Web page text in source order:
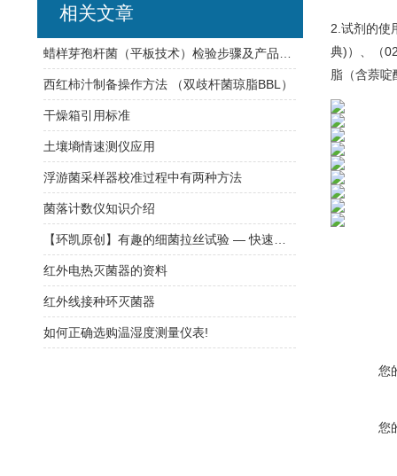
2.试剂的使
典)）、（
脂（含萘啶
您
您
相关文章
西红柿汁制备操作方法 （双歧杆菌琼脂BBL）
干燥箱引用标准
土壤墒情速测仪应用
浮游菌采样器校准过程中有两种方法
菌落计数仪知识介绍
红外电热灭菌器的资料
红外线接种环灭菌器
如何正确选购温湿度测量仪表!